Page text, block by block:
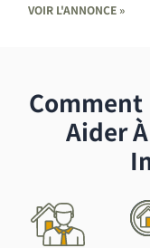
VOIR L'ANNONCE »
Comment
Aider